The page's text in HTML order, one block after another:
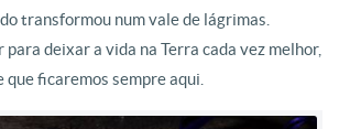
transformou num vale de lágrimas.
para deixar a vida na Terra cada vez melhor,
que ficaremos sempre aqui.